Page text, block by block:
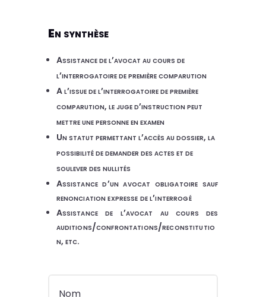
En synthèse
Assistance de l’avocat au cours de
l’interrogatoire de première comparution
A l’issue de l’interrogatoire de première
comparution, le juge d’instruction peut
mettre une personne en examen
Un statut permettant l’accès au dossier, la
possibilité de demander des actes et de
soulever des nullités
Assistance d’un avocat obligatoire sauf
renonciation expresse de l’interrogé
Assistance de l’avocat au cours des
auditions/confrontations/reconstitutio
n, etc.